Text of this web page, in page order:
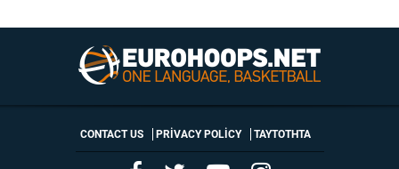
CONTACT US PRIVACY POLICY ΤΑΥΤΟΤΗΤΑ